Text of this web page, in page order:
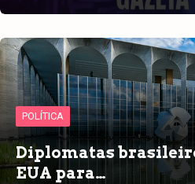
POLÍTICA
Diplomatas
EUA para…